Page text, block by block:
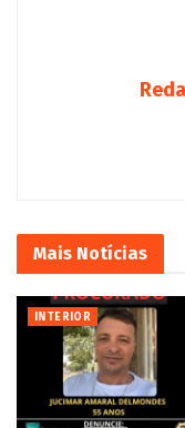
Mais Notícias
INTERIOR